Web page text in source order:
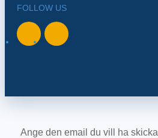
FOLLOW US
Ange den email du vill ha skicka